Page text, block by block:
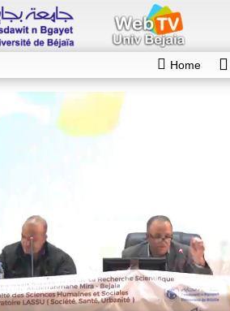
Home